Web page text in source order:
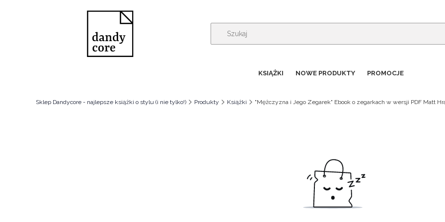
KSIĄŻKI NOWE PRODUKTY PROMOCJE
Sklep Dandycore - najlepsze książki o stylu (i nie tylko!) Produkty Książki "Mężczyzna i Jego Zegarek" Ebook o zegarkach w wersji PDF Matt